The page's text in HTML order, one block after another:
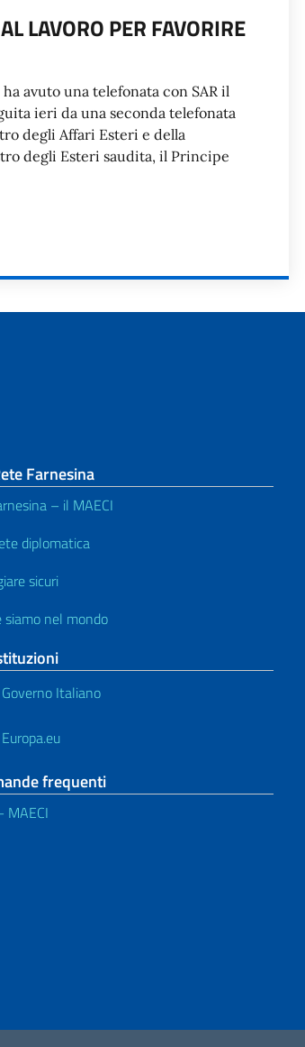
LAVORO PER FAVORIRE
avuto una telefonata con SAR il
ieri da una seconda telefonata
degli Affari Esteri e della
degli Esteri saudita, il Principe
Farnesina
– il MAECI
diplomatica
sicuri
siamo nel mondo
Governo Italiano
Europa.eu
frequenti
MAECI